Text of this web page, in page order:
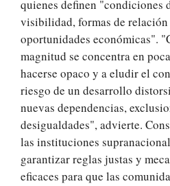
quienes definen "condiciones
visibilidad, formas de
oportunidades económicas".
magnitud se concentra en
hacerse opaco y a eludir el
riesgo de un desarrollo
nuevas dependencias,
desigualdades", advierte.
las instituciones
garantizar reglas justas y
eficaces para que las